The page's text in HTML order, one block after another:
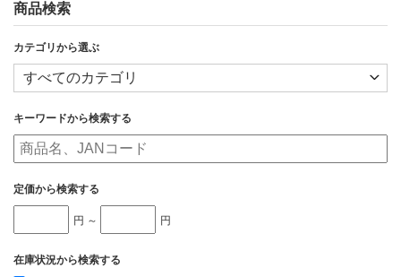
商品検索
カテゴリから選ぶ
キーワードから検索する
定価から検索する
円 ～ 円
在庫状況から検索する